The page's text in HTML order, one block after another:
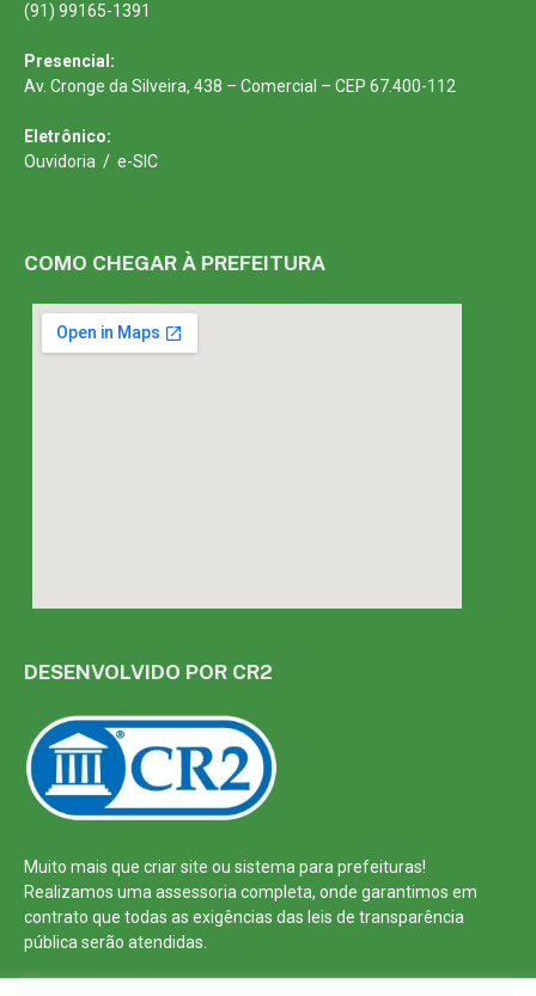
(91) 99165-1391
Presencial:
Av. Cronge da Silveira, 438 – Comercial – CEP 67.400-112
Eletrônico:
Ouvidoria / e-SIC
COMO CHEGAR À PREFEITURA
DESENVOLVIDO POR CR2
Muito mais que criar site ou sistema para prefeituras!
Realizamos uma assessoria completa, onde garantimos em
contrato que todas as exigências das leis de transparência
pública serão atendidas.